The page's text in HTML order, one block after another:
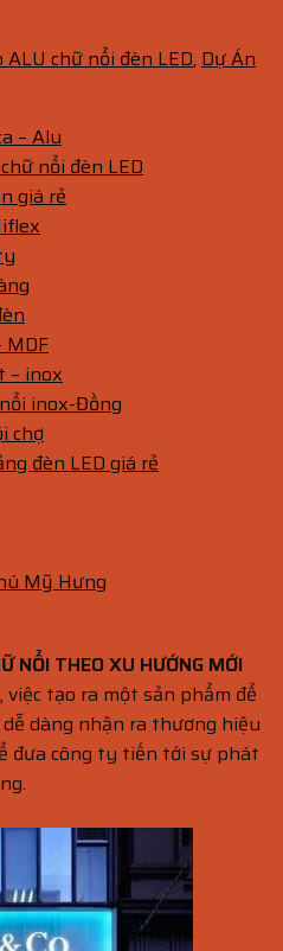
ALU chữ nổi đèn LED, Dự Án
– Alu
nổi đèn LED
giá rẻ
MDF
– inox
inox-Đồng
chợ
đèn LED giá rẻ
Mỹ Hưng
NỔI THEO XU HƯỚNG MỚI
tạo ra một sản phẩm để
dàng nhận ra thương hiệu
đưa công ty tiến tới sự phát